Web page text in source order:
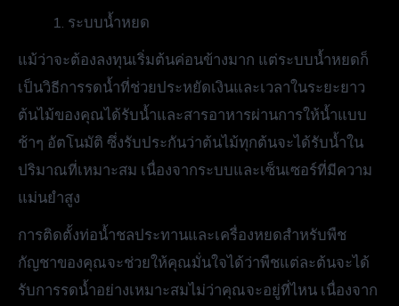
ระบบน้ำหยด
แม้ว่าจะต้องลงทุนเริ่มต้นค่อนข้างมาก แต่ระบบน้ำหยดก็
เป็นวิธีการรดน้ำที่ช่วยประหยัดเงินและเวลาในระยะยาว
ต้นไม้ของคุณได้รับน้ำและสารอาหารผ่านการให้น้ำแบบ
ช้าๆ อัตโนมัติ ซึ่งรับประกันว่าต้นไม้ทุกต้นจะได้รับน้ำใน
ปริมาณที่เหมาะสม เนื่องจากระบบและเซ็นเซอร์ที่มีความ
แม่นยำสูง
การติดตั้งท่อน้ำชลประทานและเครื่องหยดสำหรับพืช
กัญชาของคุณจะช่วยให้คุณมั่นใจได้ว่าพืชแต่ละต้นจะได้
รับการรดน้ำอย่างเหมาะสมไม่ว่าคุณจะอยู่ที่ไหน เนื่องจาก